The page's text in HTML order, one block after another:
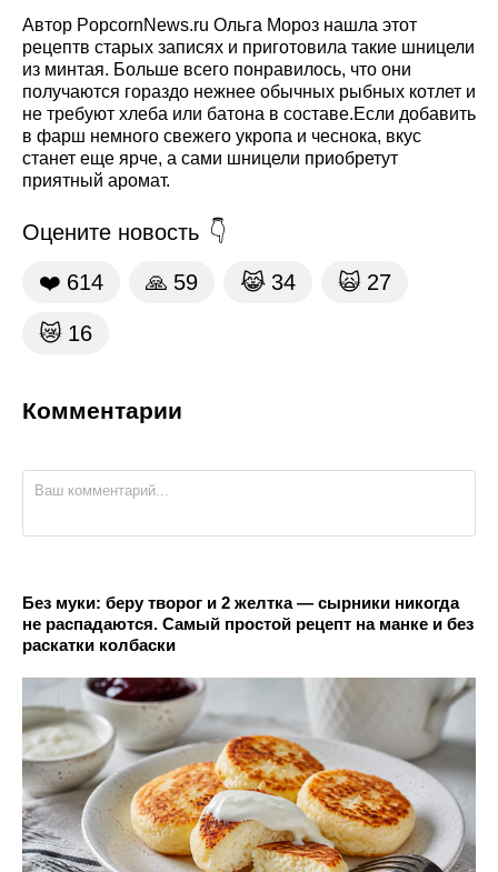
Автор PopcornNews.ru Ольга Мороз нашла этот
рецептв старых записях и приготовила такие шницели
из минтая. Больше всего понравилось, что они
получаются гораздо нежнее обычных рыбных котлет и
не требуют хлеба или батона в составе.Если добавить
в фарш немного свежего укропа и чеснока, вкус
станет еще ярче, а сами шницели приобретут
приятный аромат.
Оцените новость
❤️ 614 🙏 59 😹 34 🙀 27
😿 16
Комментарии
Без муки: беру творог и 2 желтка — сырники никогда
не распадаются. Самый простой рецепт на манке и без
раскатки колбаски